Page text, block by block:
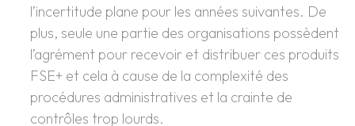
l’incertitude plane pour les années suivantes. De
plus, seule une partie des organisations possèdent
l’agrément pour recevoir et distribuer ces produits
FSE+ et cela à cause de la complexité des
procédures administratives et la crainte de
contrôles trop lourds.